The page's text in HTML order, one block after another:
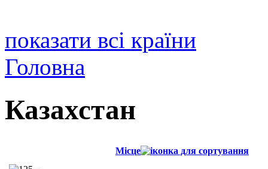
показати всі країни
Головна
Казахстан
Місце